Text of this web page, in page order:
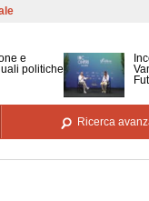
principale
e
politiche
Ricerca